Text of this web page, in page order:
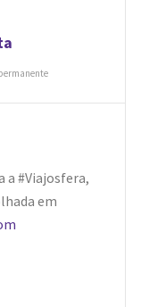
a #Viajosfera,
em